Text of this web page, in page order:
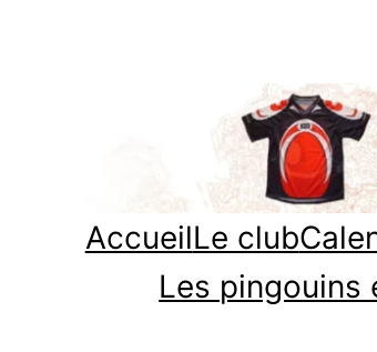
AccueilLe club
Les pingouins